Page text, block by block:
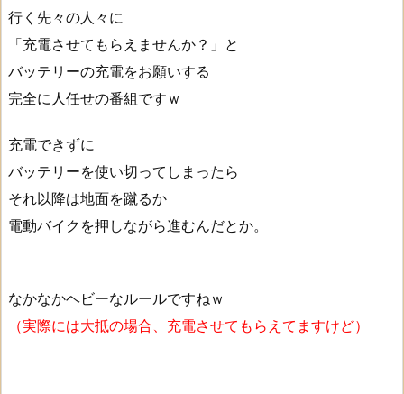
行く先々の人々に
「充電させてもらえませんか？」と
バッテリーの充電をお願いする
完全に人任せの番組ですｗ
充電できずに
バッテリーを使い切ってしまったら
それ以降は地面を蹴るか
電動バイクを押しながら進むんだとか。
なかなかヘビーなルールですねｗ
（実際には大抵の場合、充電させてもらえてますけど）